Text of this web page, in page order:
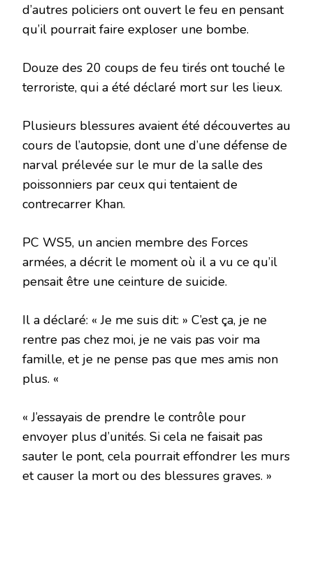
d’autres policiers ont ouvert le feu en pensant
qu’il pourrait faire exploser une bombe.
Douze des 20 coups de feu tirés ont touché le
terroriste, qui a été déclaré mort sur les lieux.
Plusieurs blessures avaient été découvertes au
cours de l’autopsie, dont une d’une défense de
narval prélevée sur le mur de la salle des
poissonniers par ceux qui tentaient de
contrecarrer Khan.
PC WS5, un ancien membre des Forces
armées, a décrit le moment où il a vu ce qu’il
pensait être une ceinture de suicide.
Il a déclaré: « Je me suis dit: » C’est ça, je ne
rentre pas chez moi, je ne vais pas voir ma
famille, et je ne pense pas que mes amis non
plus. «
« J’essayais de prendre le contrôle pour
envoyer plus d’unités. Si cela ne faisait pas
sauter le pont, cela pourrait effondrer les murs
et causer la mort ou des blessures graves. »